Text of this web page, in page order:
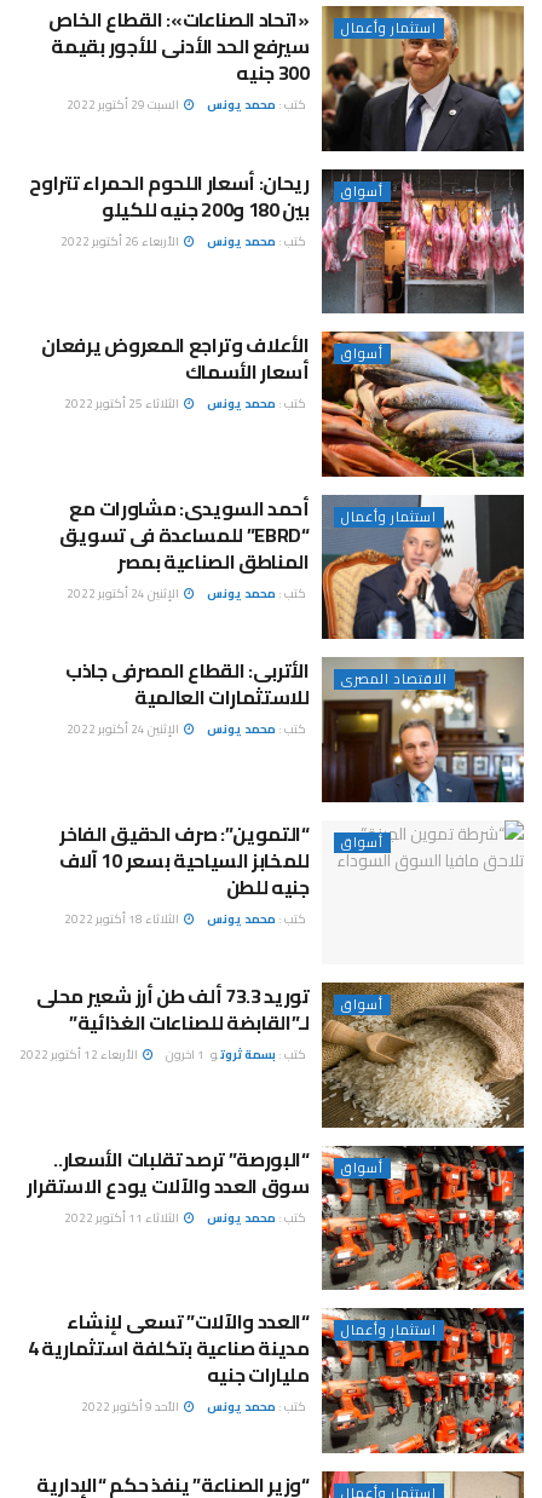
استثمار وأعمال «اتحاد الصناعات»: القطاع الخاص
سيرفع الحد الأدنى للأجور بقيمة
300 جنيه
كتب : محمد يونس السبت 29 أكتوبر 2022
أسواق ريحان: أسعار اللحوم الحمراء تتراوح
بين 180 و200 جنيه للكيلو
كتب : محمد يونس الأربعاء 26 أكتوبر 2022
أسواق الأعلاف وتراجع المعروض يرفعان
أسعار الأسماك
كتب : محمد يونس الثلاثاء 25 أكتوبر 2022
استثمار وأعمال أحمد السويدى: مشاورات مع
“EBRD” للمساعدة فى تسويق
المناطق الصناعية بمصر
كتب : محمد يونس الإثنين 24 أكتوبر 2022
الاقتصاد المصرى الأتربى: القطاع المصرفى جاذب
للاستثمارات العالمية
كتب : محمد يونس الإثنين 24 أكتوبر 2022
أسواق “التموين”: صرف الدقيق الفاخر
للمخابز السياحية بسعر 10 آلاف
جنيه للطن
كتب : محمد يونس الثلاثاء 18 أكتوبر 2022
أسواق توريد 73.3 ألف طن أرز شعير محلى
لـ”القابضة للصناعات الغذائية”
كتب : بسمة ثروتو 1 اخرون الأربعاء 12 أكتوبر 2022
أسواق “البورصة” ترصد تقلبات الأسعار..
سوق العدد والآلات يودع الاستقرار
كتب : محمد يونس الثلاثاء 11 أكتوبر 2022
استثمار وأعمال “العدد والآلات” تسعى لإنشاء
مدينة صناعية بتكلفة استثمارية 4
مليارات جنيه
كتب : محمد يونس الأحد 9 أكتوبر 2022
استثمار وأعمال “وزير الصناعة” ينفذ حكم “الإدارية